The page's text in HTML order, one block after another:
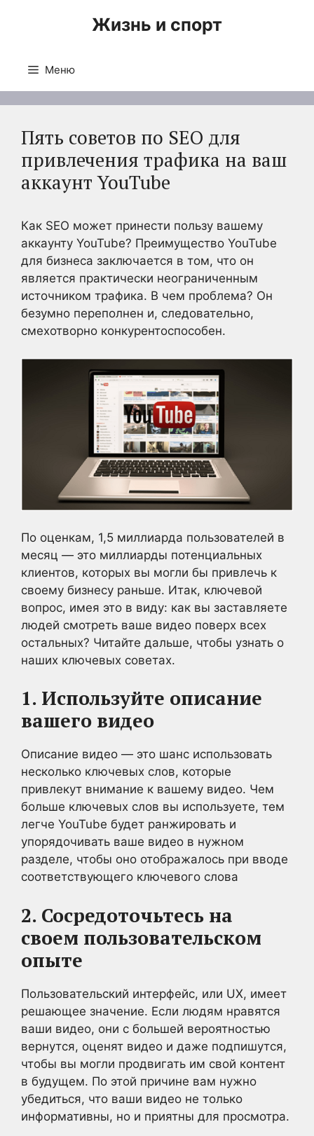
Жизнь и спорт
Меню
Пять советов по SEO для
привлечения трафика на ваш
аккаунт YouTube
Как SEO может принести пользу вашему
аккаунту YouTube? Преимущество YouTube
для бизнеса заключается в том, что он
является практически неограниченным
источником трафика. В чем проблема? Он
безумно переполнен и, следовательно,
смехотворно конкурентоспособен.
По оценкам, 1,5 миллиарда пользователей в
месяц — это миллиарды потенциальных
клиентов, которых вы могли бы привлечь к
своему бизнесу раньше. Итак, ключевой
вопрос, имея это в виду: как вы заставляете
людей смотреть ваше видео поверх всех
остальных? Читайте дальше, чтобы узнать о
наших ключевых советах.
1. Используйте описание
вашего видео
Описание видео — это шанс использовать
несколько ключевых слов, которые
привлекут внимание к вашему видео. Чем
больше ключевых слов вы используете, тем
легче YouTube будет ранжировать и
упорядочивать ваше видео в нужном
разделе, чтобы оно отображалось при вводе
соответствующего ключевого слова
2. Сосредоточьтесь на
своем пользовательском
опыте
Пользовательский интерфейс, или UX, имеет
решающее значение. Если людям нравятся
ваши видео, они с большей вероятностью
вернутся, оценят видео и даже подпишутся,
чтобы вы могли продвигать им свой контент
в будущем. По этой причине вам нужно
убедиться, что ваши видео не только
информативны, но и приятны для просмотра.